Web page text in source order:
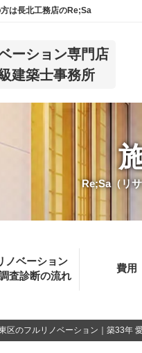
は長北工務店のRe;Sa
ーション専門店
建築士事務所
Re;Sa（リ
ノベーション
査診断の流れ
費用
区のフルリノベーション｜築33年